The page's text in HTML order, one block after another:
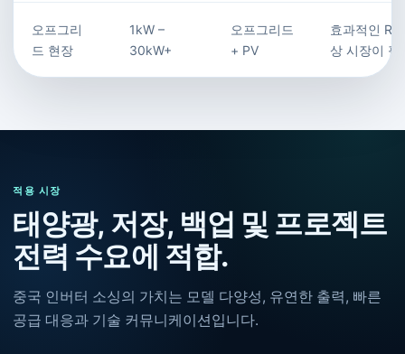
오프그리
드 현장
1kW –
30kW+
오프그리드
+ PV
효과적인
상 시장이 필
적용 시장
태양광, 저장, 백업 및 프로젝트
전력 수요에 적합.
중국 인버터 소싱의 가치는 모델 다양성, 유연한 출력, 빠른
공급 대응과 기술 커뮤니케이션입니다.